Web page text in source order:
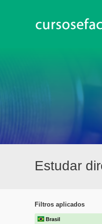
Estudar
Filtros aplicados
Brasil